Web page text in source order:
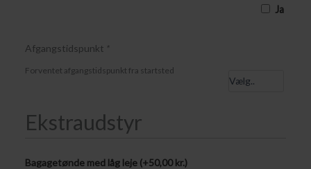
Ja
Afgangstidspunkt *
Forventet afgangstidspunkt fra startsted
Ekstraudstyr
Bagagetønde med låg leje (+50,00kr.)